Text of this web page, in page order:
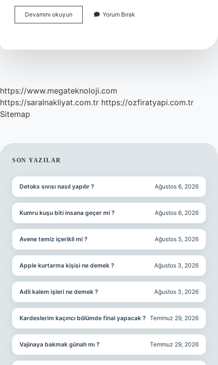
Devamını okuyun Katalizör
Özelliği
Yorum Bırak
https://www.megateknoloji.com
https://saralnakliyat.com.tr https://ozfiratyapi.com.tr
Sitemap
SIDEBAR
SON YAZILAR
Detoks sıvısı nasıl yapılır ? Ağustos 6, 2026
Kumru kuşu biti insana geçer mi ? Ağustos 6, 2026
Avene temiz içerikli mi ? Ağustos 5, 2026
Apple kurtarma kişisi ne demek ? Ağustos 3, 2026
Adli kalem işleri ne demek ? Ağustos 3, 2026
Kardeslerim kaçıncı bölümde final yapacak ? Temmuz 29, 2026
Vajinaya bakmak günah mı ? Temmuz 29, 2026